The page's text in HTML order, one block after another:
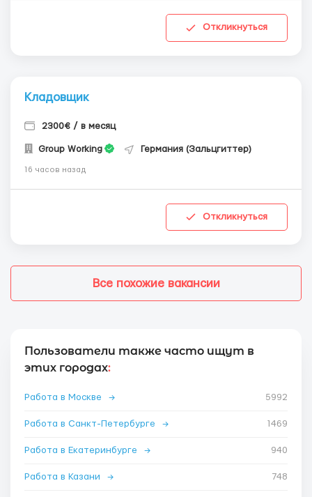
Откликнуться
Кладовщик
2300€ / в месяц
Group Working Германия (Зальцгиттер)
16 часов назад
Откликнуться
Все похожие вакансии
Пользователи также часто ищут в
этих городах:
Работа в Москве → 5992
Работа в Санкт-Петербурге → 1469
Работа в Екатеринбурге → 940
Работа в Казани → 748